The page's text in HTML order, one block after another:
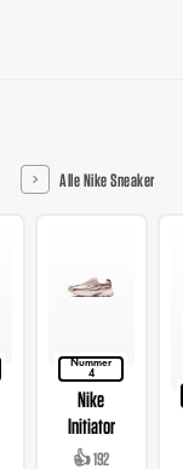
Alle Nike Sneaker
Nummer
4
Nike
Initiator
👍 192